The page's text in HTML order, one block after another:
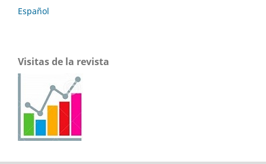
Español
Visitas de la revista